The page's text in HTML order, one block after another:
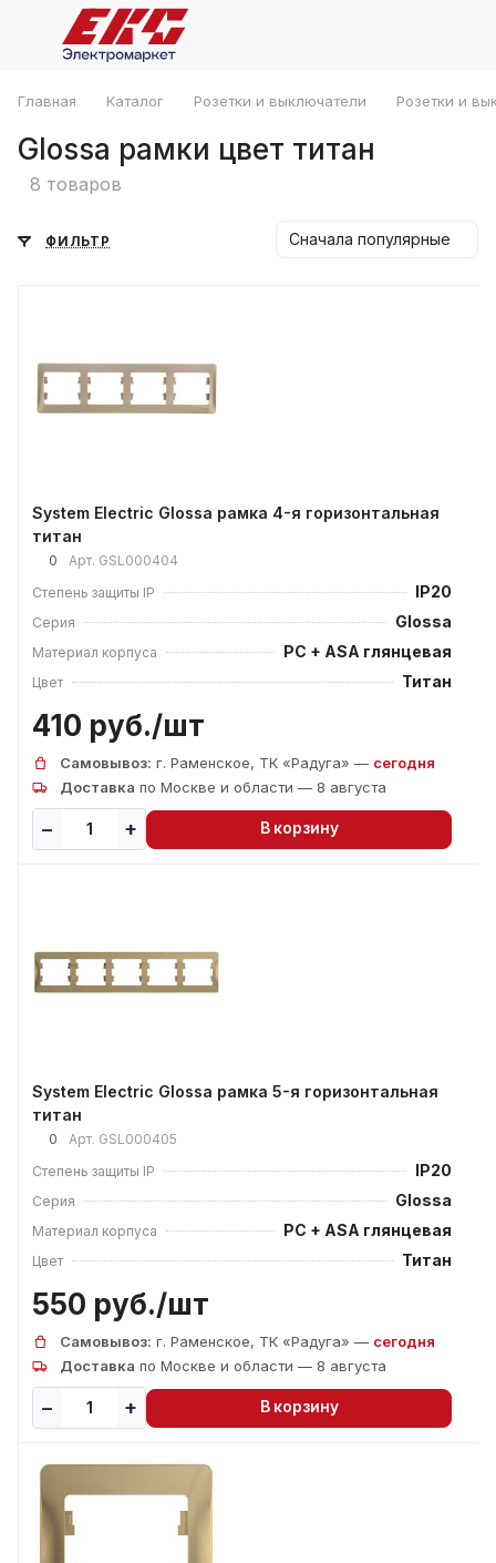
Главная Каталог Розетки и выключатели Розетки и
Glossa рамки цвет титан
8 товаров
ФИЛЬТР Сначала популярные
System Electric Glossa рамка 4-я горизонтальная
титан
0 Арт. GSL000404
Степень защиты IP
IP20
Серия Glossa
Материал корпуса PC + ASA глянцевая
Цвет Титан
410 руб./шт
Самовывоз: г. Раменское, ТК «Радуга» — сегодня
Доставка по Москве и области — 8 августа
В корзину
System Electric Glossa рамка 5-я горизонтальная
титан
0 Арт. GSL000405
Степень защиты IP
IP20
Серия Glossa
Материал корпуса PC + ASA глянцевая
Цвет Титан
550 руб./шт
Самовывоз: г. Раменское, ТК «Радуга» — сегодня
Доставка по Москве и области — 8 августа
В корзину